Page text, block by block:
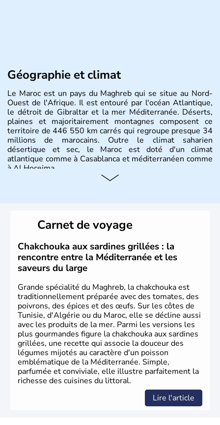
Géographie et climat
Le Maroc est un pays du Maghreb qui se situe au Nord-
Ouest de l'Afrique. Il est entouré par l'océan Atlantique,
le détroit de Gibraltar et la mer Méditerranée. Déserts,
plaines et majoritairement montagnes composent ce
territoire de 446 550 km carrés qui regroupe presque 34
millions de marocains. Outre le climat saharien
désertique et sec, le Maroc est doté d'un climat
atlantique comme à Casablanca et méditerranéen comme
à Al Hoceima.
commerçants phéniciens à partir du XIe siècle avant J.C.
Les arabes arrivent au Maroc en 649 et convertissent les
Berbères à l'Islam. Cette monarchie constitutionnelle est
aujourd'hui le seul pays africain à ne pas faire parti de
l'Union Africaine, mais tente depuis 1987 d'accéder à
l'Union Européenne.
Carnet de voyage
Chakchouka aux sardines grillées : la
rencontre entre la Méditerranée et les
saveurs du large
Grande spécialité du Maghreb, la chakchouka est
traditionnellement préparée avec des tomates, des
poivrons, des épices et des œufs. Sur les côtes de
Tunisie, d'Algérie ou du Maroc, elle se décline aussi
avec les produits de la mer. Parmi les versions les
plus gourmandes figure la chakchouka aux sardines
grillées, une recette qui associe la douceur des
légumes mijotés au caractère d'un poisson
emblématique de la Méditerranée. Simple,
parfumée et conviviale, elle illustre parfaitement la
richesse des cuisines du littoral.
Lire l'article